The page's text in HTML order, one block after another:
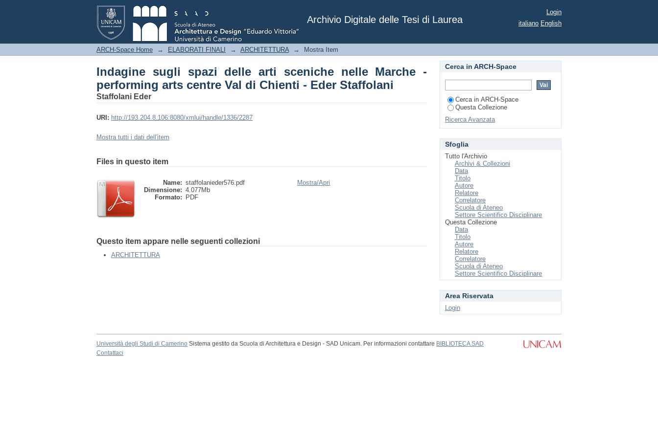
Archivio Digitale delle Tesi di Laurea
Indagine sugli spazi delle arti sceniche nelle Marche - performing arts centre Val di
Chienti - Eder Staffolani
Login
italiano English
ARCH-Space Home → ELABORATI FINALI → ARCHITETTURA → Mostra Item
Indagine sugli spazi delle arti sceniche nelle Marche -
performing arts centre Val di Chienti - Eder Staffolani
Staffolani Eder
URI: http://193.204.8.106:8080/xmlui/handle/1336/2287
Mostra tutti i dati dell'item
Files in questo item
Name: staffolanieder576.pdf
Dimensione: 4.077Mb
Formato:
PDF
Mostra/Apri
Questo item appare nelle seguenti collezioni
ARCHITETTURA
Cerca in ARCH-Space
Cerca in ARCH-Space
Questa Collezione
Ricerca Avanzata
Sfoglia
Tutto l'Archivio
Archivi & Collezioni
Data
Titolo
Autore
Relatore
Correlatore
Scuola di Ateneo
Settore Scientifico Disciplinare
Questa Collezione
Data
Titolo
Autore
Relatore
Correlatore
Scuola di Ateneo
Settore Scientifico Disciplinare
Area Riservata
Login
Università degli Studi di Camerino Sistema gestito da Scuola di Architettura e Design - SAD Unicam. Per informazioni contattare BIBLIOTECA SAD
Contattaci